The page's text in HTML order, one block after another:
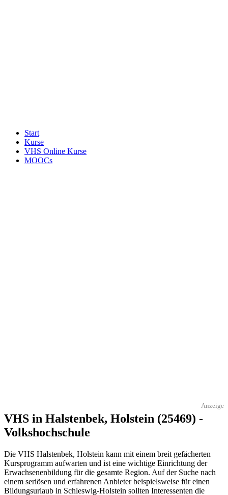
Start
Kurse
VHS Online Kurse
MOOCs
Anzeige
VHS in Halstenbek, Holstein (25469) -
Volkshochschule
Die VHS Halstenbek, Holstein kann mit einem breit gefächerten
Kursprogramm aufwarten und ist eine wichtige Einrichtung der
Erwachsenenbildung für die gesamte Region. Auf der Suche nach
einem seriösen und erfahrenen Anbieter beispielsweise für einen
Bildungsurlaub in Schleswig-Holstein sollten Interessenten die